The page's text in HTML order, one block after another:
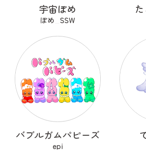
宇宙ぽめ
ぽめ_SSW
バブルガムパピーズ
epi